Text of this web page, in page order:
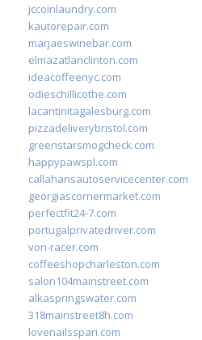
jccoinlaundry.com
kautorepair.com
marjaeswinebar.com
elmazatlanclinton.com
ideacoffeenyc.com
odieschillicothe.com
lacantinitagalesburg.com
pizzadeliverybristol.com
greenstarsmogcheck.com
happypawspl.com
callahansautoservicecenter.com
georgiascornermarket.com
perfectfit24-7.com
portugalprivatedriver.com
von-racer.com
coffeeshopcharleston.com
salon104mainstreet.com
alkaspringswater.com
318mainstreet8h.com
lovenailsspari.com